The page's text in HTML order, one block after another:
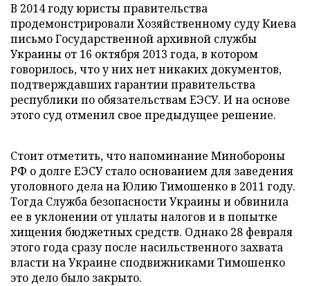
В 2014 году юристы правительства
продемонстрировали Хозяйственному суду Киева
письмо Государственной архивной службы
Украины от 16 октября 2013 года, в котором
говорилось, что у них нет никаких документов,
подтверждавших гарантии правительства
республики по обязательствам ЕЭСУ. И на основе
этого суд отменил свое предыдущее решение.
Стоит отметить, что напоминание Минобороны
РФ о долге ЕЭСУ стало основанием для заведения
уголовного дела на Юлию Тимошенко в 2011 году.
Тогда Служба безопасности Украины и обвинила
ее в уклонении от уплаты налогов и в попытке
хищения бюджетных средств. Однако 28 февраля
этого года сразу после насильственного захвата
власти на Украине сподвижниками Тимошенко
это дело было закрыто.